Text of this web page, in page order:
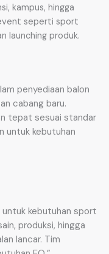
kampus, hingga
seperti sport
launching produk.
penyediaan balon
cabang baru.
tepat sesuai standar
untuk kebutuhan
untuk kebutuhan sport
produksi, hingga
lancar. Tim